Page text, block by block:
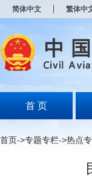
简体中文 繁体中
首 页
首页->专题专栏->热点
打
开
无
障
说
按
Alt